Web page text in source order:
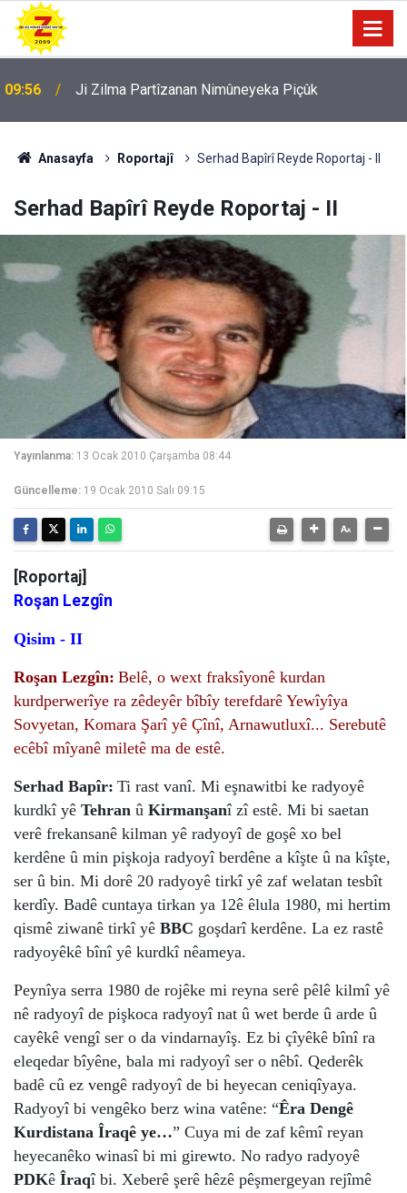
09:56 Ji Zilma Partîzanan Nimûneyeka Piçûk
Anasayfa Roportajî Serhad Bapîrî Reyde Roportaj - II
Serhad Bapîrî Reyde Roportaj - II
Yayınlanma: 13 Ocak 2010 Çarşamba 08:44
Güncelleme: 19 Ocak 2010 Salı 09:15
[Roportaj]
Roşan Lezgîn
Qisim - II
Roşan Lezgîn: Belê, o wext fraksîyonê kurdan
kurdperwerîye ra zêdeyêr bîbîy terefdarê Yewîyîya
Sovyetan, Komara Şarî yê Çînî, Arnawutluxî... Serebutê
ecêbî mîyanê miletê ma de estê.
Serhad Bapîr: Ti rast vanî. Mi eşnawitbi ke radyoyê
kurdkî yê Tehran û Kirmanşanî zî estê. Mi bi saetan
verê frekansanê kilman yê radyoyî de goşê xo bel
kerdêne û min pişkoja radyoyî berdêne a kîşte û na kîşte,
ser û bin. Mi dorê 20 radyoyê tirkî yê zaf welatan tesbît
kerdîy. Badê cuntaya tirkan ya 12ê êlula 1980, mi hertim
qismê ziwanê tirkî yê BBC goşdarî kerdêne. La ez rastê
radyoyêkê bînî yê kurdkî nêameya.
Peynîya serra 1980 de rojêke mi reyna serê pêlê kilmî yê
nê radyoyî de pişkoca radyoyî nat û wet berde û arde û
cayêkê vengî ser o da vindarnayîş. Ez bi çîyêkê bînî ra
eleqedar bîyêne, bala mi radyoyî ser o nêbî. Qederêk
badê cû ez vengê radyoyî de bi heyecan ceniqîyaya.
Radyoyî bi vengêko berz wina vatêne: “Êra Dengê
Kurdistana Îraqê ye…” Cuya mi de zaf kêmî reyan
heyecanêko winasî bi mi girewto. No radyo radyoyê
PDKê Îraqî bi. Xeberê şerê hêzê pêşmergeyan rejîmê